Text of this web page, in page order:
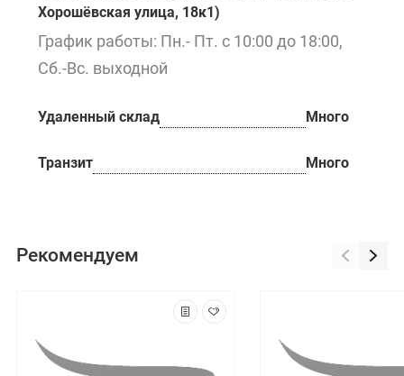
Хорошёвская улица, 18к1)
График работы: Пн.- Пт. с 10:00 до 18:00,
Сб.-Вс. выходной
Удаленный склад Много
Транзит Много
Рекомендуем